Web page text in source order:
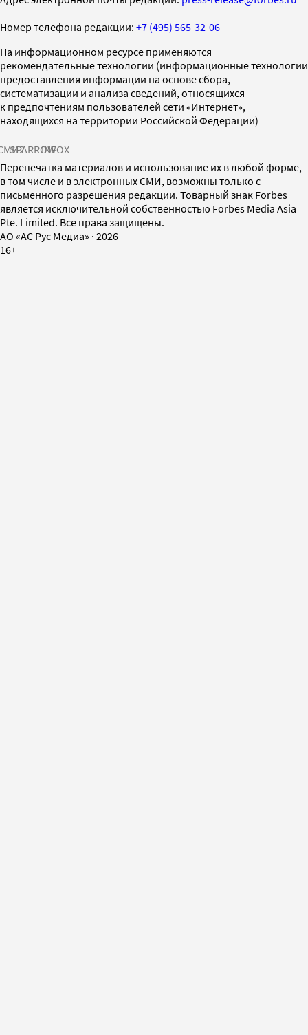
Номер телефона редакции: +7 (495) 565-32-06
На информационном ресурсе применяются
рекомендательные технологии (информационные технологии
предоставления информации на основе сбора,
систематизации и анализа сведений, относящихся
к предпочтениям пользователей сети «Интернет»,
находящихся на территории Российской Федерации)
SPARROWINFOX
Перепечатка материалов и использование их в любой форме,
в том числе и в электронных СМИ, возможны только с
письменного разрешения редакции. Товарный знак Forbes
является исключительной собственностью Forbes Media Asia
Pte. Limited. Все права защищены.
AO «АС Рус Медиа» · 2026
16+